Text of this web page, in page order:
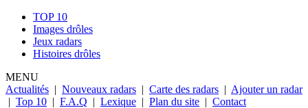
TOP 10
Images drôles
Jeux radars
Histoires drôles
MENU
Actualités | Nouveaux radars | Carte des radars | Ajouter un radar
| Top 10 | F.A.Q | Lexique | Plan du site | Contact